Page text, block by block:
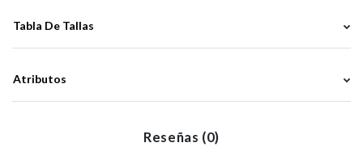
Tabla De Tallas
Atributos
Reseñas (0)